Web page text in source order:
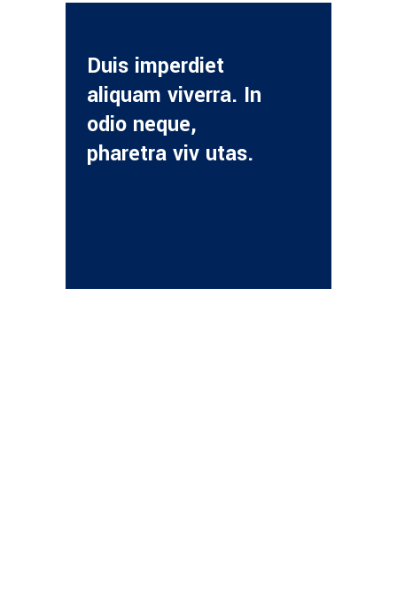
Duis imperdiet
aliquam viverra. In
odio neque,
pharetra viv utas.